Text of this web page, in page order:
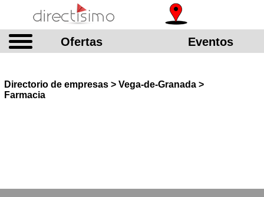
Ofertas Eventos
Directorio de empresas > Vega-de-Granada >
Farmacia